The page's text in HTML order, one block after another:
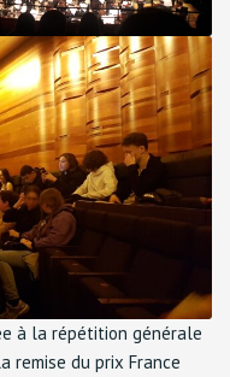
à la répétition générale
remise du prix France